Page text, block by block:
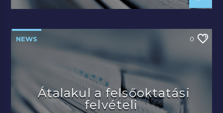
NEWS 0
Átalakul a felsőoktatási
felvételi